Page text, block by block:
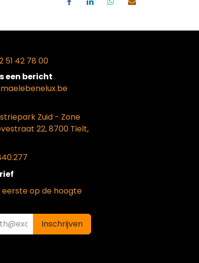
51 42 78 00
een bericht
Zuid - Zone
22, 8700 Tielt,
eerste op de hoogte
Inschrijven